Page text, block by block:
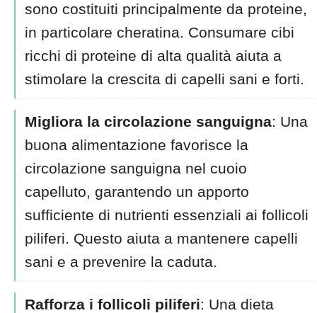
sono costituiti principalmente da proteine,
in particolare cheratina. Consumare cibi
ricchi di proteine di alta qualità aiuta a
stimolare la crescita di capelli sani e forti.
Migliora la circolazione sanguigna: Una
buona alimentazione favorisce la
circolazione sanguigna nel cuoio
capelluto, garantendo un apporto
sufficiente di nutrienti essenziali ai follicoli
piliferi. Questo aiuta a mantenere capelli
sani e a prevenire la caduta.
Rafforza i follicoli piliferi: Una dieta